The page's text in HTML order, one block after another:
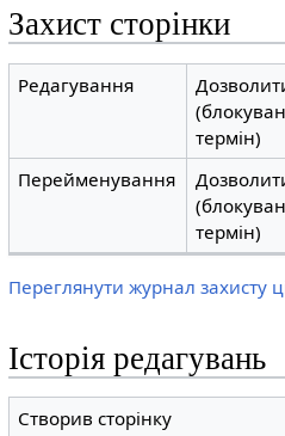
Захист сторінки
Редагування
термін)
Перейменування
термін)
Переглянути журнал захисту
Історія редагувань
Створив сторінку